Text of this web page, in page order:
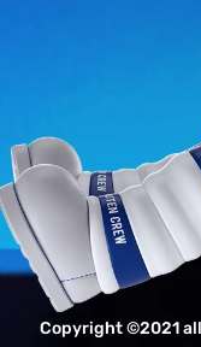
Copyright ©2021